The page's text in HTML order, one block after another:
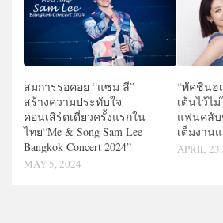
สมการรอคอย “แซม ลี”
สร้างความประทับใจ
คอนเสิร์ตเดี่ยวครั้งแรกใน
ไทย“Me & Song Sam Lee
Bangkok Concert 2024”
MAY 5, 2024
“พัคชินฮ
เต้นไว้ไ
แฟนคลับ
เต็มงาน
APRIL